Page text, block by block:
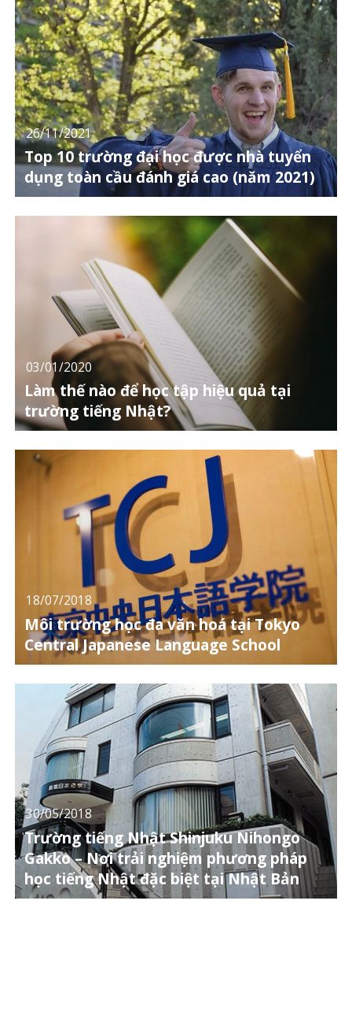
26/11/2021
Top 10 trường đại học được nhà tuyển
dụng toàn cầu đánh giá cao (năm 2021)
03/01/2020
Làm thế nào để học tập hiệu quả tại
trường tiếng Nhật?
18/07/2018
Môi trường học đa văn hoá tại Tokyo
Central Japanese Language School
30/05/2018
Trường tiếng Nhật Shinjuku Nihongo
Gakko – Nơi trải nghiệm phương pháp
học tiếng Nhật đặc biệt tại Nhật Bản